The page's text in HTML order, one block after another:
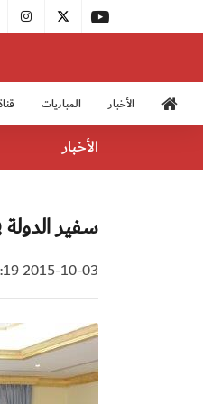
الأخبار المباريات
الأخبار
سفير
2015-10-03 00:19